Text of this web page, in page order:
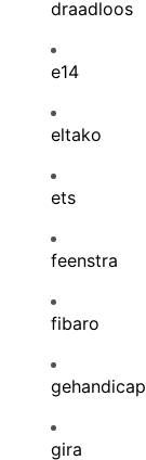
draadloos
e14
eltako
ets
feenstra
fibaro
gira